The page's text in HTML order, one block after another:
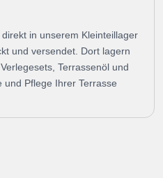
in unserem Kleinteillager
und versendet. Dort lagern
Terrassenöl und
Pflege Ihrer Terrasse